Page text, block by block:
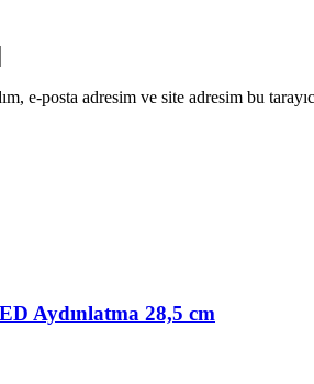
e-posta adresim ve site adresim bu
Aydınlatma 28,5 cm